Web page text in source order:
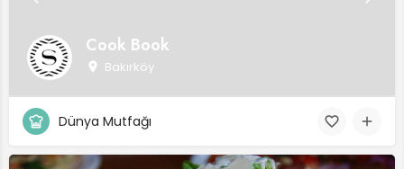
Cook Book
Bakırköy
Dünya Mutfağı